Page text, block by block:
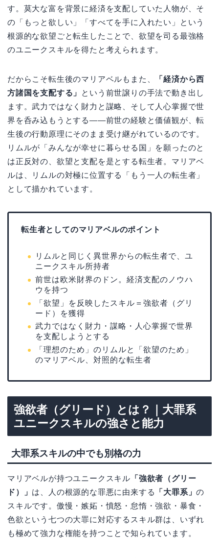
す。莫大な富を背景に経済を支配していた人物が、そ
の「もっと欲しい」「すべてを手に入れたい」という
根源的な欲望ごと転生したことで、欲望を司る最強格
のユニークスキルを得たと考えられます。
だからこそ転生後のマリアベルもまた、
「経済から西
方諸国を支配する」
という前世譲りの手法で動き出し
ます。武力ではなく財力と謀略、そして人心掌握で世
界を呑み込もうとする――前世の経験と価値観が、転
生後の行動原理にそのまま受け継がれているのです。
リムルが「みんなが幸せに暮らせる国」を願ったのと
は正反対の、欲望と支配を是とする転生者。マリアベ
ルは、リムルの対極に位置する「もう一人の転生者」
として描かれています。
転生者としてのマリアベルのポイント
リムルと同じく異世界からの転生者で、ユ
ニークスキル所持者
前世は欧米財界のドン。経済支配のノウハ
ウを持つ
「欲望」を反映したスキル＝強欲者（グリ
ード）を獲得
武力ではなく財力・謀略・人心掌握で世界
を支配しようとする
「理想のため」のリムルと「欲望のため」
のマリアベル、対照的な転生者
強欲者（グリード）とは？｜大罪系
ユニークスキルの強さと能力
大罪系スキルの中でも別格の力
マリアベルが持つユニークスキル 「強欲者（グリー
ド）」 は、人の根源的な罪悪に由来する 「大罪系」の
スキルです。傲慢・嫉妬・憤怒・怠惰・強欲・暴食・
色欲という七つの大罪に対応するスキル群は、いずれ
も極めて強力な権能を持つことで知られています。